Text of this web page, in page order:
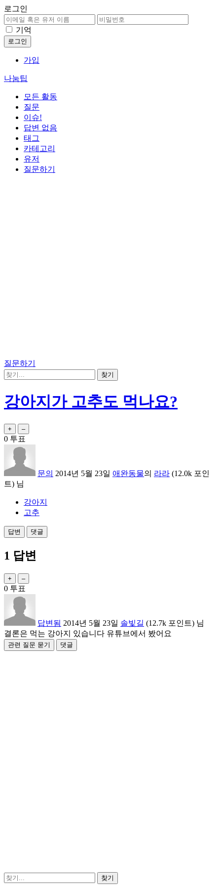
로그인
기억
가입
나눔팁
모든 활동
질문
이슈!
답변 없음
태그
카테고리
유저
질문하기
질문하기
강아지가 고추도 먹나요?
0 투표
문의 2014년 5월 23일 애완동물의 라라 (12.0k 포인
트) 님
강아지
고추
1 답변
0 투표
답변됨 2014년 5월 23일 솔빛길 (12.7k 포인트) 님
결론은 먹는 강아지 있습니다 유튜브에서 봤어요